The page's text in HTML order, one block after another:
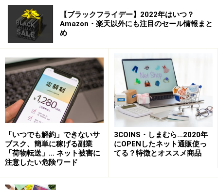
6. ネットショッピング専用のカードを用意する
それでもクレジットカードが使いたい場合には、ネット
ショッピング専用のカードを1枚用意して利用限度額を
低く設定することで、限度額以上のお買い物ができなく
なります。『Vプリカ』のようにプリペイド形式で事前
に入金した金額しか使えないカードもありますので、活
用してみましょう。
7. 定期購入サービスを利用する
日用品や化粧品など、利用頻度が高い身の回りのものを
買い過ぎてしまう傾向のある人は、定期購入サービスを
金額の商品が届くため、それ以外の時には購入する必要
【ブラックフライデー】2022年はいつ？
Amazon・楽天以外にも注目のセール情報まと
め
「いつでも解約」できないサ
ブスク、簡単に稼げる副業
「荷物転送」… ネット被害に
注意したい危険ワード
3COINS・しまむら…2020年
にOPENしたネット通販使っ
てる？特徴とオススメ商品